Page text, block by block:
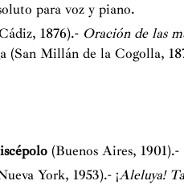
para voz y piano.
1876).- Oración de las
(San Millán de la Cogolla,
(Buenos Aires, 1901).-
York, 1953).- ¡Aleluya!